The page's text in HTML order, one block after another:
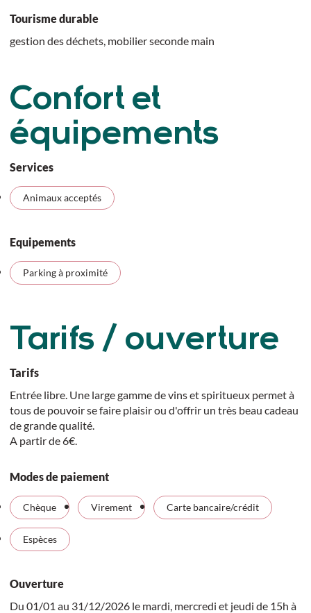
Tourisme durable
gestion des déchets, mobilier seconde main
Confort et
équipements
Services
Animaux acceptés
Equipements
Parking à proximité
Tarifs / ouverture
Tarifs
Entrée libre. Une large gamme de vins et spiritueux permet à
tous de pouvoir se faire plaisir ou d'offrir un très beau cadeau
de grande qualité.
A partir de 6€.
Modes de paiement
Chèque Virement Carte bancaire/crédit
Espèces
Ouverture
Du 01/01 au 31/12/2026 le mardi, mercredi et jeudi de 15h à